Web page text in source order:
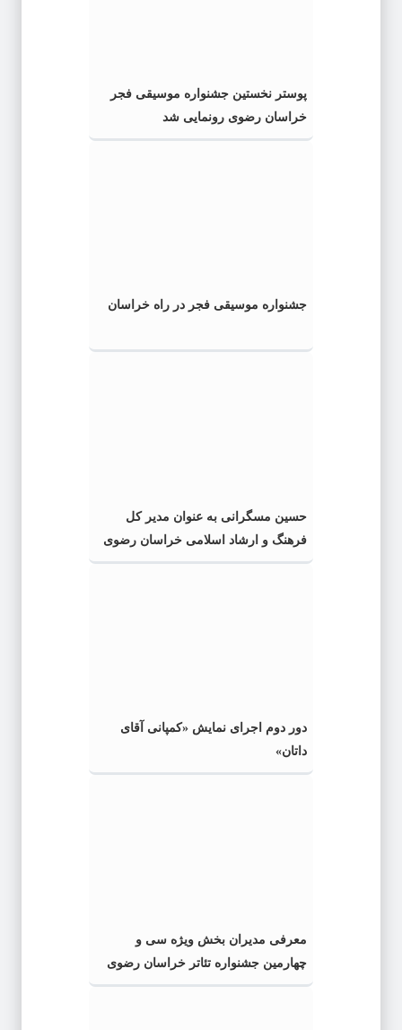
پوستر نخستین جشنواره موسیقی فجر
خراسان رضوی رونمایی شد
جشنواره موسیقی فجر در راه خراسان
حسین مسگرانی به عنوان مدیر کل
فرهنگ و ارشاد اسلامی خراسان رضوی
معرفی شد
دور دوم اجرای نمایش «کمپانی آقای
داتان»
معرفی مدیران بخش ویژه سی و
چهارمین جشنواره تئاتر خراسان رضوی